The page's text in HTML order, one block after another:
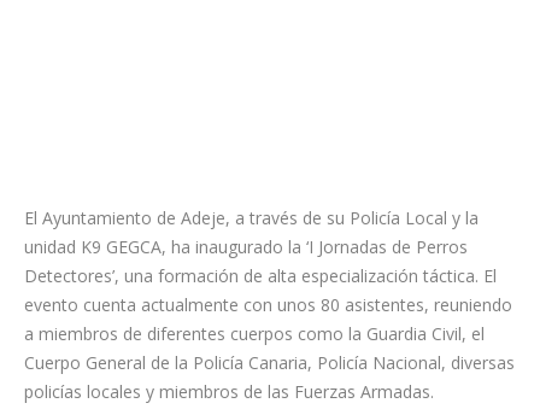
El Ayuntamiento de Adeje, a través de su Policía Local y la
unidad K9 GEGCA, ha inaugurado la ‘I Jornadas de Perros
Detectores’, una formación de alta especialización táctica. El
evento cuenta actualmente con unos 80 asistentes, reuniendo
a miembros de diferentes cuerpos como la Guardia Civil, el